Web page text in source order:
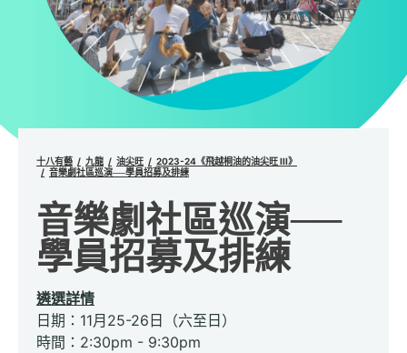
十八有藝 九龍 油尖旺
2023-24《飛越桐油的油尖旺 III》
音樂劇社區巡演──學員招募及排練
音樂劇社區巡演──
學員招募及排練
遴選詳情
日期：11月25-26日（六至日）
時間：2:30pm - 9:30pm